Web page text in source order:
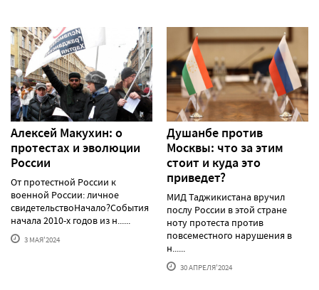
Алексей Макуxин: о
протестаx и эволюции
России
От протестной России к
военной России: личное
свидетельствоНачало?События
начала 2010-х годов из н......
3 МАЯ'2024
Душанбе против
Москвы: что за этим
стоит и куда это
приведет?
МИД Таджикистана вручил
послу России в этой стране
ноту протеста против
повсеместного нарушения в
н......
30 АПРЕЛЯ'2024